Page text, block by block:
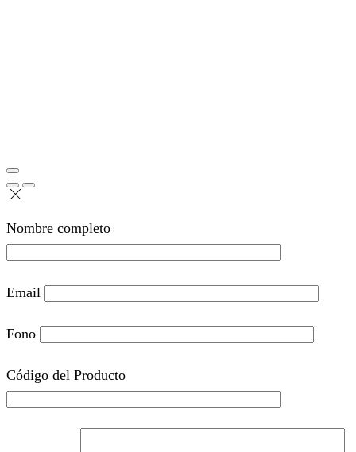
Nombre completo
Email
Fono
Código del Producto